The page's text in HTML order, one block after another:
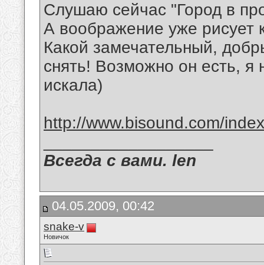
Слушаю сейчас "Город в
А воображение уже рисует
Какой замечательный,
снять! Возможно он есть, я
искала)
http://www.bisound.com/
Всегда с вами. len
04.05.2009, 00:42
snake-v
Новичок